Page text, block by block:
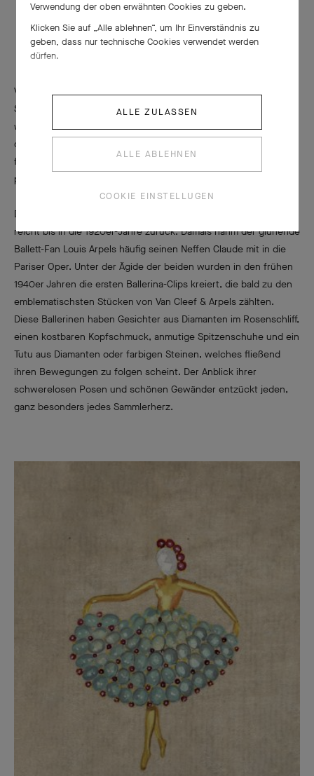
Van Cleef & Arpels und der Tanz:
ein Pas-de-deux
Van Cleef & Arpels hat sein Streben nach Perfektion mit einem
Sinn für Schönheit und Harmonie vereint und sich dabei immer
wieder von der Welt des Tanzes inspirieren lassen. Die Kunst
des Balletts verleiht den Schmuckkreationen und grazilen
femininen Figuren der Maison Anmut und eine bezaubernde,
poetische Ausstrahlung.
Die lange Verbindung zwischen Van Cleef & Arpels und dem Tanz
reicht bis in die 1920er-Jahre zurück. Damals nahm der glühende
Ballett-Fan Louis Arpels häufig seinen Neffen Claude mit in die
Pariser Oper. Unter der Ägide der beiden wurden in den frühen
1940er Jahren die ersten Ballerina-Clips kreiert, die bald zu den
emblematischsten Stücken von Van Cleef & Arpels zählten.
Diese Ballerinen haben Gesichter aus Diamanten im Rosenschliff,
einen kostbaren Kopfschmuck, anmutige Spitzenschuhe und ein
Tutu aus Diamanten oder farbigen Steinen, welches fließend
ihren Bewegungen zu folgen scheint. Der Anblick ihrer
schwerelosen Posen und schönen Gewänder entzückt jeden,
ganz besonders jedes Sammlerherz.
Verwendung der oben erwähnten Cookies zu geben.
Klicken Sie auf „Alle ablehnen“, um Ihr Einverständnis zu
geben, dass nur technische Cookies verwendet werden
dürfen.
ALLE ZULASSEN
ALLE ABLEHNEN
COOKIE EINSTELLUGEN